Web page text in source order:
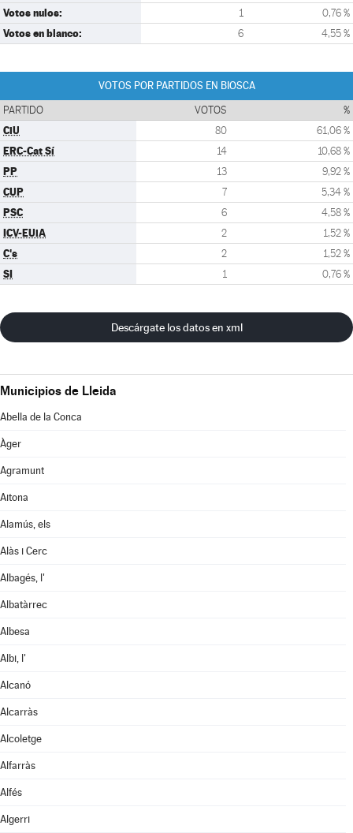
Votos nulos: 1 0,76 %
Votos en blanco: 6 4,55 %
VOTOS POR PARTIDOS EN BIOSCA
PARTIDO VOTOS %
CiU 80 61,06 %
ERC-Cat Sí 14 10,68 %
PP 13 9,92 %
CUP 7 5,34 %
PSC 6 4,58 %
ICV-EUiA 2 1,52 %
C's 2 1,52 %
SI 1 0,76 %
Descárgate los datos en xml
Municipios de Lleida
Abella de la Conca
Àger
Agramunt
Aitona
Alamús, els
Alàs i Cerc
Albagés, l'
Albatàrrec
Albesa
Albi, l'
Alcanó
Alcarràs
Alcoletge
Alfarràs
Alfés
Algerri